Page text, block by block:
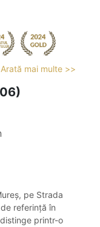
Arată mai multe >>
pe Strada
referință în
printr-o